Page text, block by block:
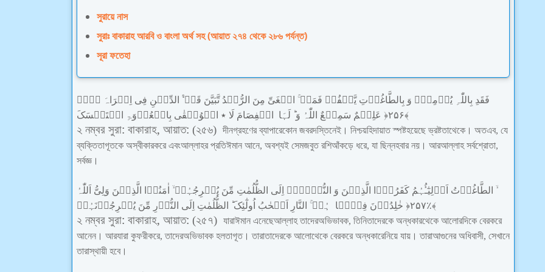
সুরায়ে নাস
সুরাঃ বাকারাহ আরবি ও বাংলা অর্থ সহ (আয়াত ২৭৪ থেকে ২৮৬ পর্যন্ত)
সূরা ফতেহা
لَاۤ اِکۡرَاہَ فِی الدِّیۡنِ قَدۡ تَّبَیَّنَ الرُّشۡدُ مِنَ الۡغَیِّ فَمَنۡ یَّکۡفُرۡ بِالطَّاغُوۡتِ وَ یُؤۡمِنۡۢ بِاللّٰہِ فَقَدِ
اسۡتَمۡسَکَ
بِالۡعُرۡوَۃِ الۡوُثۡقٰی ٭ لَا انۡفِصَامَ لَہَا وَ اللّٰہُ سَمِیۡعٌ عَلِیۡمٌ ﴿۲۵۶﴾
২ নম্বর সুরা: বাকারাহ, আয়াত: (২৫৬) দীনগ্রহণের ব্যাপারেকোন জবরদস্তিনেই । নিশ্চয়হিদায়াত স্পষ্টহয়েছে ভ্রষ্টতাথেকে । অতএব, যে
ব্যক্তিতাগূতকে অস্বীকারকরে এবংআল্লাহর প্রতিঈমান আনে, অবশ্যই সেমজবুত রশিআঁকড়ে ধরে, যা ছিন্নহবার নয় । আরআল্লাহ সর্বশ্রোতা,
সর্বজ্ঞ ।
اَللّٰہُ وَلِیُّ الَّذِیۡنَ اٰمَنُوۡا یُخۡرِجُہُمۡ مِّنَ الظُّلُمٰتِ اِلَی النُّوۡرِ۬ؕ وَ الَّذِیۡنَ کَفَرُوۡۤا اَوۡلِیٰٓـُٔہُمُ
الطَّاغُوۡتُ
یُخۡرِجُوۡنَہُمۡ مِّنَ النُّوۡرِ اِلَی الظُّلُمٰتِ اُولٰٓئِکَ اَصۡحٰبُ النَّارِ ہُمۡ فِیۡہَا خٰلِدُوۡنَ ﴿۲۵۷﴾٪
২ নম্বর সুরা: বাকারাহ, আয়াত: (২৫৭) যারাঈমান এনেছেআল্লাহ তাদেরঅভিভাবক, তিনিতাদেরকে অন্ধকারথেকে আলোরদিকে বেরকরে
আনেন । আরযারা কুফরীকরে,তাদেরঅভিভাবক হলতাগূত। তারাতাদেরকে আলোথেকে বেরকরে অন্ধকারেনিয়ে যায় । তারাআগুনের অধিবাসী, সেখানে
তারাস্থায়ী হবে।